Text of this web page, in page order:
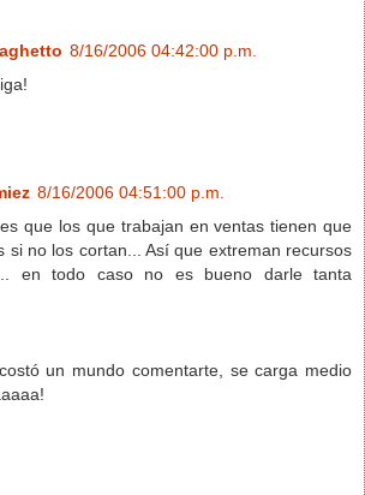
8/16/2006 04:42:00 p.m.
8/16/2006 04:51:00 p.m.
que los que trabajan en ventas tienen que
si no los cortan... Así que extreman recursos
en todo caso no es bueno darle tanta
un mundo comentarte, se carga medio